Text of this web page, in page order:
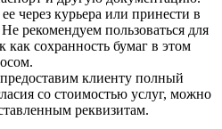
через курьера или принести в
рекомендуем пользоваться для
как сохранность бумаг в этом
клиенту полный
со стоимостью услуг, можно
реквизитам.